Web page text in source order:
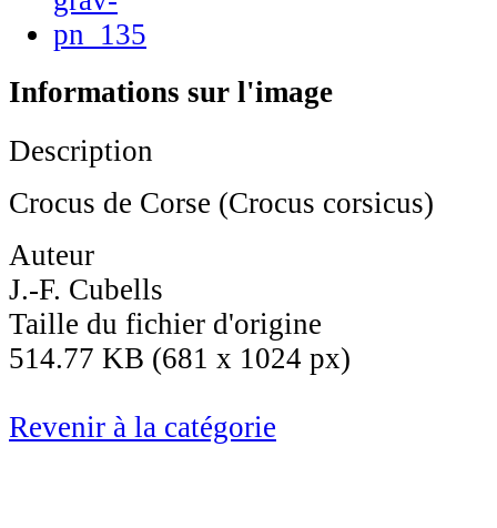
Informations sur l'image
Description
Crocus de Corse (Crocus corsicus)
Auteur
J.-F. Cubells
Taille du fichier d'origine
514.77 KB (681 x 1024 px)
Revenir à la catégorie